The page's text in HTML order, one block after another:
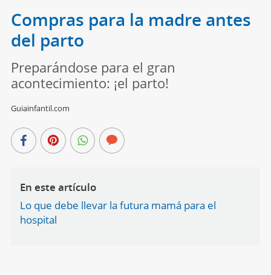
Compras para la madre antes
del parto
Preparándose para el gran
acontecimiento: ¡el parto!
Guiainfantil.com
En este artículo
Lo que debe llevar la futura mamá para el
hospital